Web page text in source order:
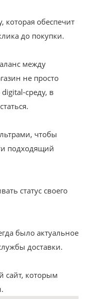
которая обеспечит
до покупки.
между
не просто
среду, в
чтобы
подходящий
статус своего
было актуальное
доставки.
сайт, которым